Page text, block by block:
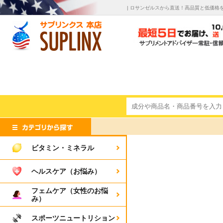
| ロサンゼルスから直送！高品質と低価格
ビタミン・ミネラル
ヘルスケア（お悩み）
フェムケア（女性のお悩
み）
スポーツニュートリション